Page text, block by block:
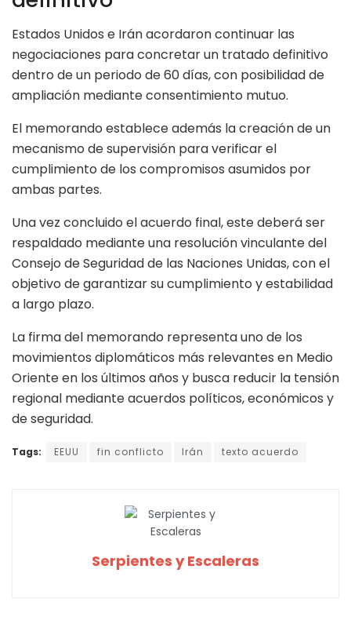
Estados Unidos e Irán acordaron continuar las
negociaciones para concretar un tratado definitivo
dentro de un periodo de 60 días, con posibilidad de
ampliación mediante consentimiento mutuo.
El memorando establece además la creación de un
mecanismo de supervisión para verificar el
cumplimiento de los compromisos asumidos por
ambas partes.
Una vez concluido el acuerdo final, este deberá ser
respaldado mediante una resolución vinculante del
Consejo de Seguridad de las Naciones Unidas, con el
objetivo de garantizar su cumplimiento y estabilidad
a largo plazo.
La firma del memorando representa uno de los
movimientos diplomáticos más relevantes en Medio
Oriente en los últimos años y busca reducir la tensión
regional mediante acuerdos políticos, económicos y
de seguridad.
Tags: EEUU fin conflicto Irán texto acuerdo
Serpientes y Escaleras